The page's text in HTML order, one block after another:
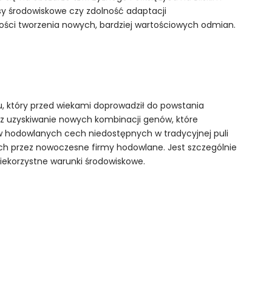
środowiskowe czy zdolność adaptacji
tworzenia nowych, bardziej wartościowych odmian.
przed wiekami doprowadził do powstania
uzyskiwanie nowych kombinacji genów, które
hodowlanych cech niedostępnych w tradycyjnej puli
przez nowoczesne firmy hodowlane. Jest szczególnie
warunki środowiskowe.